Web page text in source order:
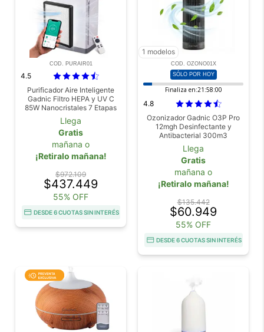
COD. PURAIR01
4.5
Purificador Aire Inteligente
Gadnic Filtro HEPA y UV C
85W Nanocristales 7 Etapas
App Tuya
Llega
Gratis
mañana o
¡Retiralo mañana!
$972.109
$437.449
55% OFF
DESDE 6 CUOTAS SIN INTERÉS
1 modelos
COD. OZONO01X
SÓLO POR HOY
Finaliza en:21:57:59
4.8
Ozonizador Gadnic O3P Pro
12mgh Desinfectante y
Antibacterial 300m3
Llega
Gratis
mañana o
¡Retiralo mañana!
$135.442
$60.949
55% OFF
DESDE 6 CUOTAS SIN INTERÉS